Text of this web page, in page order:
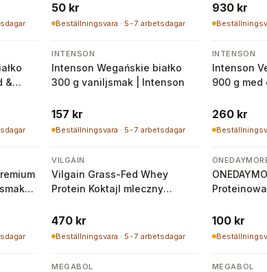
50 kr
Beställningsvara · 5-7 arbetsdagar
930 kr
&
INTENSON
Intenson Wegańskie białko
300 g vaniljsmak | Intenson
157 kr
Beställningsvara · 5-7 arbetsdagar
INTENSON
Intenson
900 g med
260 kr
VILGAIN
Vilgain Grass-Fed Whey
Protein Koktajl mleczny
470 kr
Beställningsvara · 5-7 arbetsdagar
100 kr
MEGABOL MEGABOL